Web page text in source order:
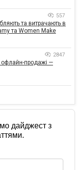
557
та витрачають в
та Women Make
2847
офлайн-продажі —
дайджест з